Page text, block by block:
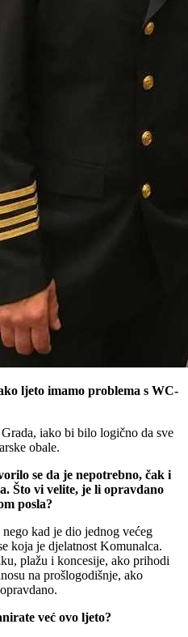
ljeto imamo problema s WC-
iako bi bilo logično da sve
obale.
se da je nepotrebno, čak i
Što vi velite, je li opravdano
posla?
kad je dio jednog većeg
koja je djelatnost Komunalca.
plažu i koncesije, ako prihodi
na prošlogodišnje, ako
već ovo ljeto?